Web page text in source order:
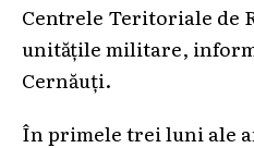
Centrele Teritoriale de
unitățile militare,
Cernăuți.
În primele trei luni ale